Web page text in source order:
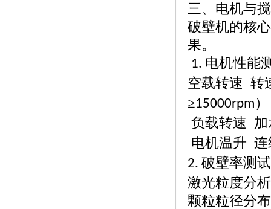
三、电机与
破壁机的核
果。
1. 电机性能
空载转速 转
≥15000rpm
负载转速
电机温升 连
2. 破壁率测
激光粒度分
颗粒粒径分布